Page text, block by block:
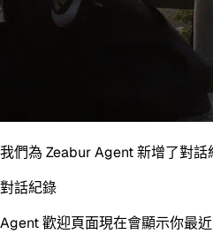
我們為 Zeabur Agent 新增了對
對話紀錄
Agent 歡迎頁面現在會顯示你最